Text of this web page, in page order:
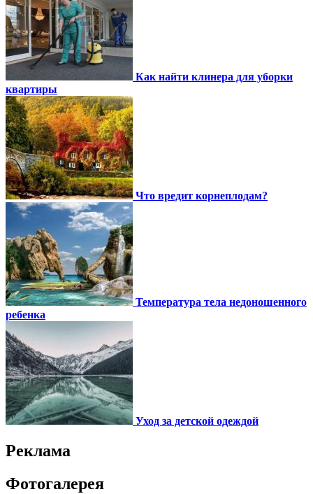
Как найти клинера для уборки
квартиры
Что вредит корнеплодам?
Температура тела недоношенного
ребенка
Уход за детской одеждой
Реклама
Фотогалерея